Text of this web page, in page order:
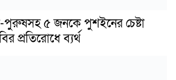
পুরুষসহ ৫ জনকে পুশইনের চেষ্টা
প্রতিরোধে ব্যর্থ